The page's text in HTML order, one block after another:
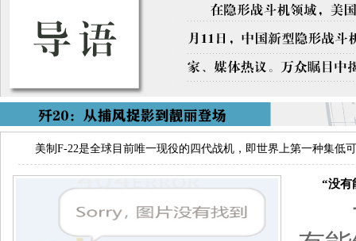
美制F-22是全球目前唯一现役的四代战机，即世界上第一种集
“没有能
一